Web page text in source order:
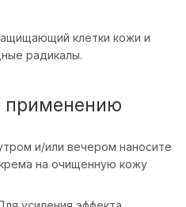
клетки кожи и
радикалы.
применению
и/или вечером наносите
на очищенную кожу